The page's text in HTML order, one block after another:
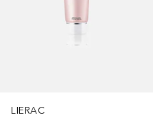
LIERAC